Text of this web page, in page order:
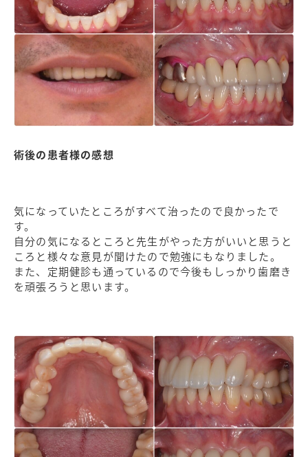
術後の患者様の感想
気になっていたところがすべて治ったので良かったで
す。
自分の気になるところと先生がやった方がいいと思うと
ころと様々な意見が聞けたので勉強にもなりました。
また、定期健診も通っているので今後もしっかり歯磨き
を頑張ろうと思います。